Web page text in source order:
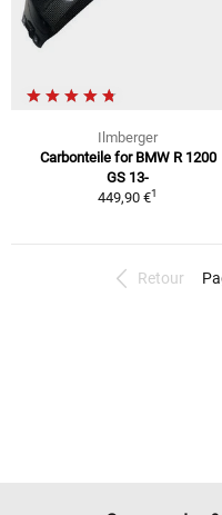
Ilmberger
Carbonteile for BMW R 1200
GS 13-
449,90 €1
Retour